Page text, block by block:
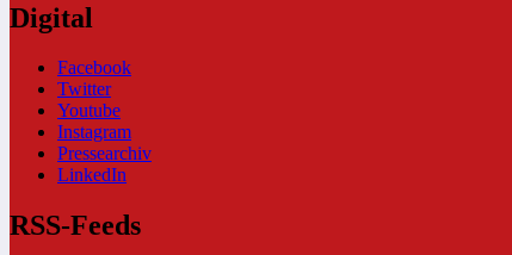
Digital
Facebook
Twitter
Youtube
Instagram
Pressearchiv
LinkedIn
RSS-Feeds